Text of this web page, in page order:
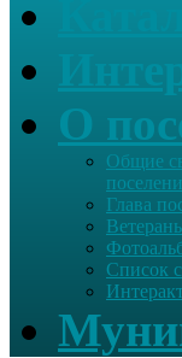
О
Общие
Глава
Список